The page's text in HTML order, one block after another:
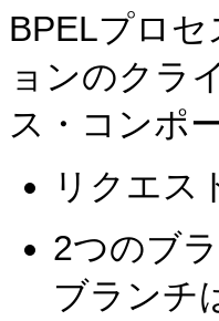
BPELプロ
ョンのクラ
ス・コンポ
リクエス
2つのブ
ブランチ